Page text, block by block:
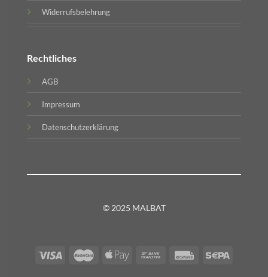
Widerrufsbelehrung
Rechtliches
AGB
Impressum
Datenschutzerklärung
© 2025 MALBAT